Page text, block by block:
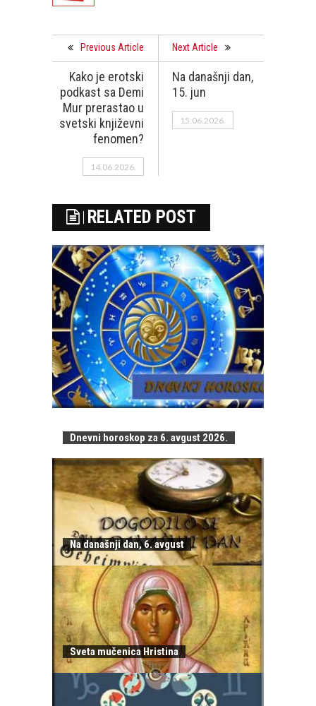
Previous Article
Kako je erotski
podkast sa Demi
Mur prerastao u
svetski književni
fenomen?
14.06.2026.
Next Article
Na današnji dan,
15. jun
15.06.2026.
RELATED POST
Dnevni horoskop za 6. avgust 2026.
Na današnji dan, 6. avgust
Sveta mučenica Hristina